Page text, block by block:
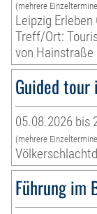
(mehrere
Leipzig Erleben
Treff/Ort:
von Hainstraße
Guided tour
05.08.2026 bis
(mehrere
Führung im